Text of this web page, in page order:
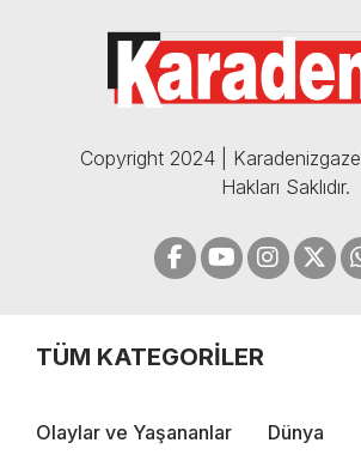
05.12.2024
Copyright 2024 |
Hakları Saklıdır.
TÜM KATEGORİLER
Olaylar ve Yaşananlar Dünya